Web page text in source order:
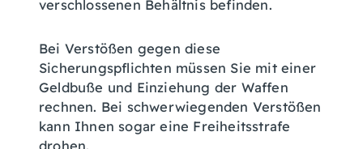
verschlossenen Behältnis befinden.
Bei Verstößen gegen diese
Sicherungspflichten müssen Sie mit einer
Geldbuße und Einziehung der Waffen
rechnen. Bei schwerwiegenden Verstößen
kann Ihnen sogar eine Freiheitsstrafe
drohen.